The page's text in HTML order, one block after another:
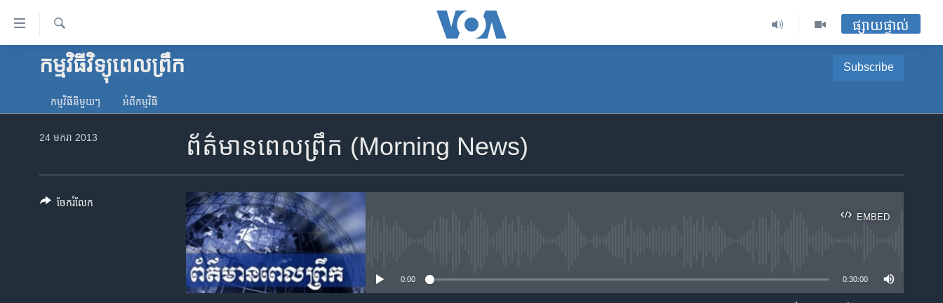
ទៅ​
គេហទំព័រ​
ទាក់ទង
និង​អាមេរិក
រក
ផ្សាយផ្ទាល់
កម្មវិធីវិទ្យុពេលព្រឹក Subscribe
Apple Podcasts
ទទួល​​​សេវា​​​ Podcast
កម្មវិធី​នីមួយៗ អំពី​កម្មវិធី​
ព័ត៌មានពេលព្រឹក (Morning News)
24 មករា 2013
EMBED
0:00 0:30:00
ចែករំលែក